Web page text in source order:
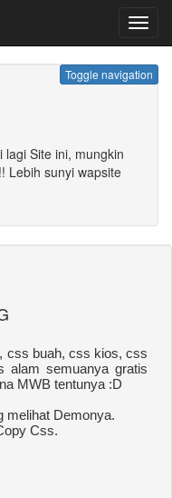
Toggle navigation
Site ini, mungkin
Lebih sunyi wapsite
css buah, css kios, css
semuanya gratis
MWB tentunya :D
melihat Demonya.
Css.